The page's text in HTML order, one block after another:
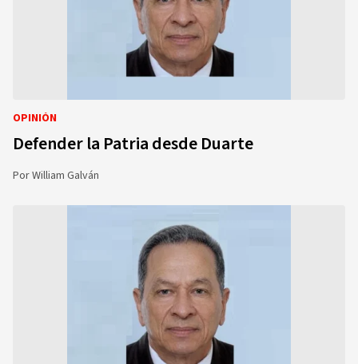
OPINIÓN
Defender la Patria desde Duarte
PorWilliam Galván